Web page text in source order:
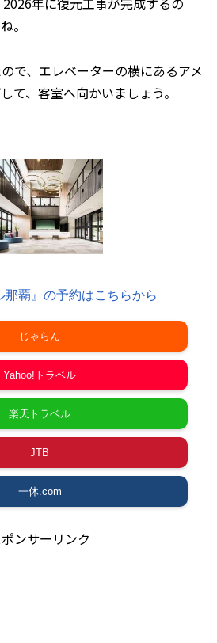
。
で、エレベーターの横にあるアメ
て、客室へ向かいましょう。
那覇』の予約はこちらから
じゃらん
Yahoo!トラベル
楽天トラベル
JTB
一休.com
ンサーリンク